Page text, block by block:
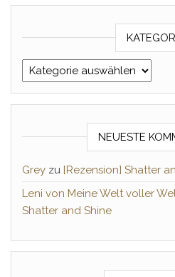
Kategorien
NEUESTE
Grey zu [Rezension] Shatter
Leni von Meine Welt voller
Shatter and Shine